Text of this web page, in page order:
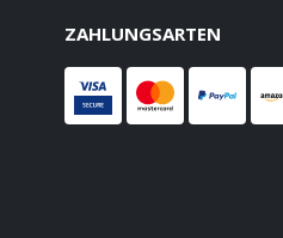
ZAHLUNGSARTEN